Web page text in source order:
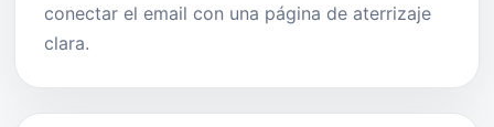
conectar el email con una página de aterrizaje
clara.